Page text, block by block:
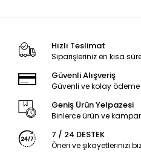
Hızlı Teslimat
Siparişleriniz en kısa
Güvenli Alışveriş
Güvenli ve kolay
Geniş Ürün Yelpazesi
Binlerce ürün ve
7 / 24 DESTEK
Öneri ve şikayetlerinizi